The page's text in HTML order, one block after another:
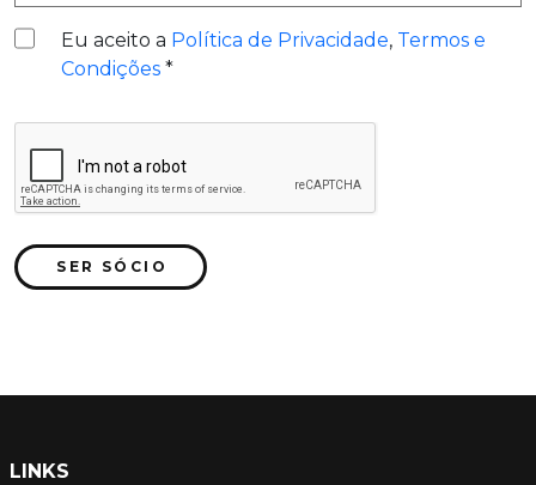
Eu aceito a Política de Privacidade, Termos e
Condições*
SER SÓCIO
LINKS